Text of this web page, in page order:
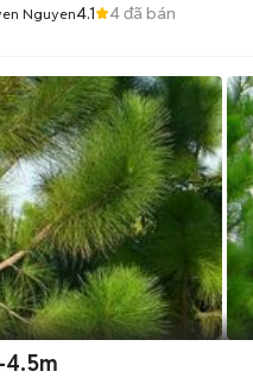
Nguyen4.1 4đã bán
4.5m